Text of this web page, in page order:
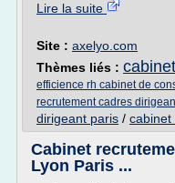
Lire la suite
Site : axelyo.com
Thèmes liés :
efficience rh cabinet de
recrutement cadres
dirigeant paris / cabinet
Cabinet
Lyon Paris ...